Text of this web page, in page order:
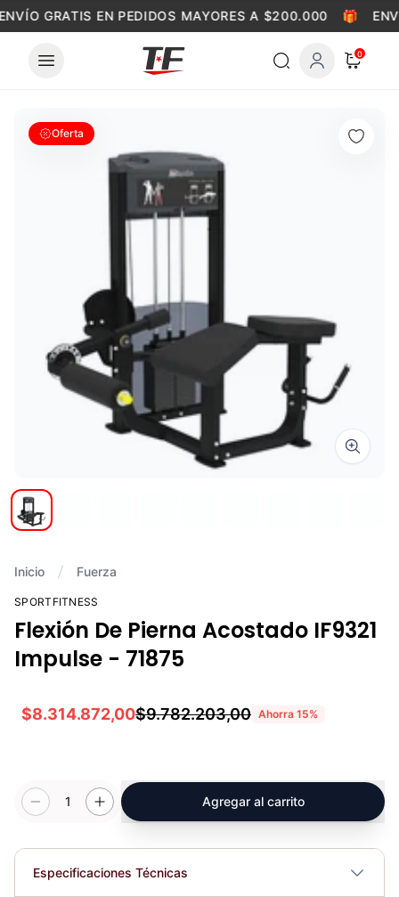
Skip to content
GRATIS EN PEDIDOS MAYORES A $200.000 🎁
0
Oferta
Zoom
Inicio Fuerza
SPORTFITNESS
Flexión De Pierna Acostado IF9321
Impulse - 71875
$8.314.872,00$9.782.203,00 Ahorra 15%
1 Agregar al carrito
Especificaciones Técnicas